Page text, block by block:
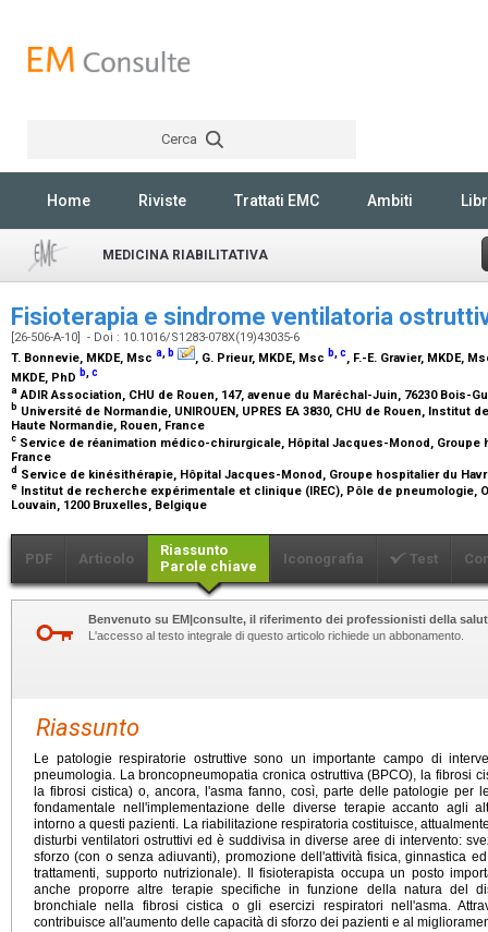
Cerca
Home Riviste Trattati EMC Ambiti
MEDICINA RIABILITATIVA
Fisioterapia e sindrome ventilatoria
[26-506-A-10] - Doi : 10.1016/S1283-078X(19)43035-6
T. Bonnevie, MKDE, Msc a, b , G. Prieur, MKDE, Msc b,c, F.-E. Gravier, MKDE,
MKDE, PhD b c
a ADIR Association, CHU de Rouen, 147, avenue du Maréchal-Juin, 76230 Bois-
b Université de Normandie, UNIROUEN, UPRES EA 3830, CHU de Rouen,
Haute Normandie, Rouen, France
c Service de réanimation médico-chirurgicale, Hôpital Jacques-Monod, Groupe
France
d Service de kinésithérapie, Hôpital Jacques-Monod, Groupe hospitalier du
e Institut de recherche expérimentale et clinique (IREC), Pôle de pneumologie,
Louvain, 1200 Bruxelles, Belgique
PDF Articolo
Riassunto
Parole chiave
Iconografia Test
Benvenuto su EM|consulte, il riferimento dei professionisti della
L'accesso al testo integrale di questo articolo richiede un abbonamento.
Riassunto
Le patologie respiratorie ostruttive sono un importante campo di
pneumologia. La broncopneumopatia cronica ostruttiva (BPCO), la fibrosi
la fibrosi cistica) o, ancora, l'asma fanno, così, parte delle patologie per
fondamentale nell'implementazione delle diverse terapie accanto agli
intorno a questi pazienti. La riabilitazione respiratoria costituisce,
disturbi ventilatori ostruttivi ed è suddivisa in diverse aree di intervento:
sforzo (con o senza adiuvanti), promozione dell'attività fisica, ginnastica
trattamenti, supporto nutrizionale). Il fisioterapista occupa un posto
anche proporre altre terapie specifiche in funzione della natura del
bronchiale nella fibrosi cistica o gli esercizi respiratori nell'asma.
contribuisce all'aumento delle capacità di sforzo dei pazienti e al